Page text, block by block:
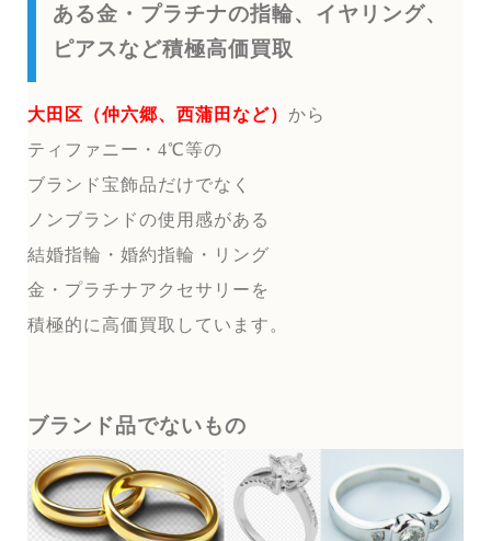
ある金・プラチナの指輪、イヤリング、
ピアスなど積極高価買取
大田区（仲六郷、西蒲田など） から
ティファニー・4℃等の
ブランド宝飾品だけでなく
ノンブランドの使用感がある
結婚指輪・婚約指輪・リング
金・プラチナアクセサリーを
積極的に高価買取しています。
ブランド品でないもの